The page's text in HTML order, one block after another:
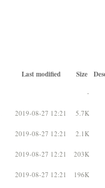
Last modified Size
-
2019-08-27 12:21 5.7K
2019-08-27 12:21 2.1K
2019-08-27 12:21 203K
2019-08-27 12:21 196K